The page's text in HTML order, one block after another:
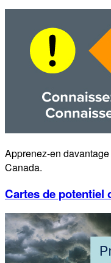
Apprenez-en
Canada.
Cartes de potentiel